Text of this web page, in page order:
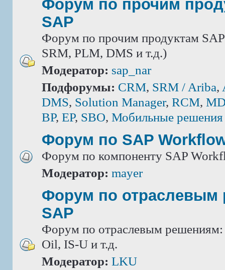
Форум по прочим
SAP
Форум по прочим продуктам
SRM, PLM, DMS и т.д.)
Модератор: sap_nar
Подфорумы: CRM, SRM / Ariba,
DMS, Solution Manager, RCM,
BP, EP, SBO, Мобильные решения
Форум по SAP
Форум по компоненту SAP
Модератор: mayer
Форум по отраслевым
SAP
Форум по отраслевым
Oil, IS-U и т.д.
Модератор: LKU